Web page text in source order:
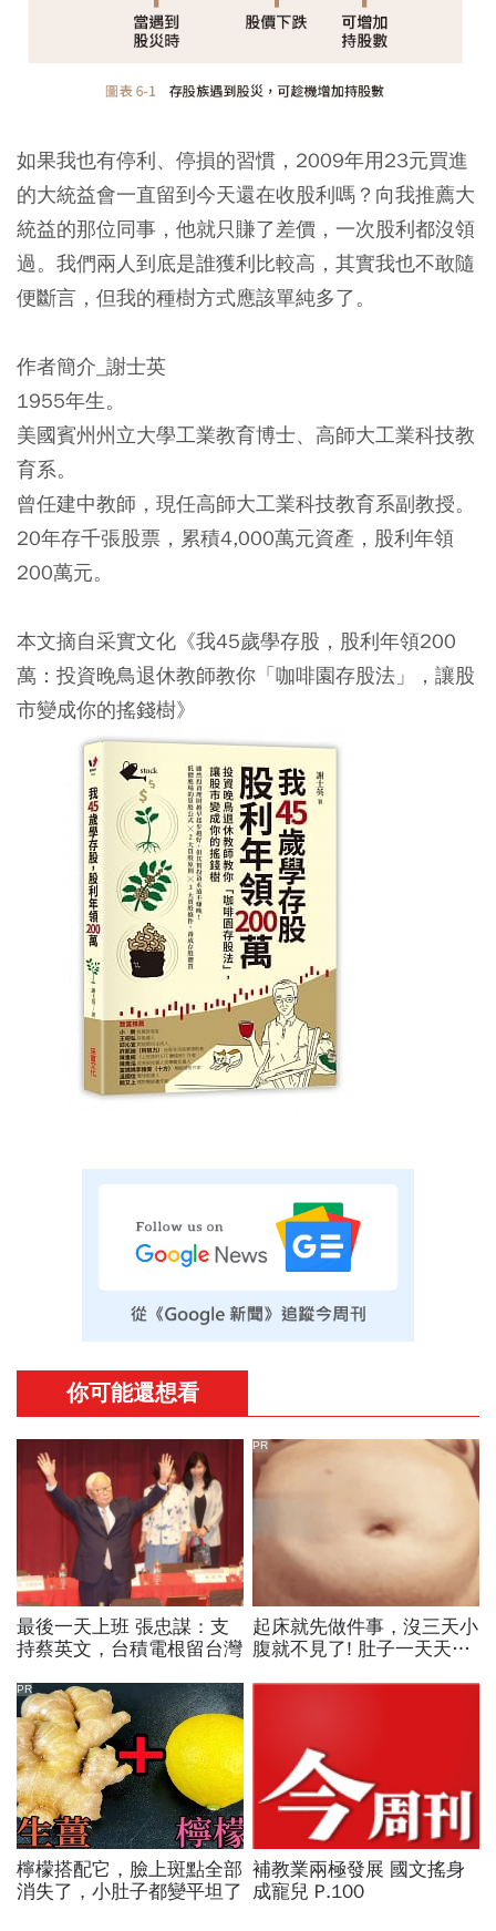
如果我也有停利、停損的習慣，2009年用23元買進
的大統益會一直留到今天還在收股利嗎？向我推薦大
統益的那位同事，他就只賺了差價，一次股利都沒領
過。我們兩人到底是誰獲利比較高，其實我也不敢隨
便斷言，但我的種樹方式應該單純多了。
作者簡介_謝士英
1955年生。
美國賓州州立大學工業教育博士、高師大工業科技教
育系。
曾任建中教師，現任高師大工業科技教育系副教授。
20年存千張股票，累積4,000萬元資產，股利年領
200萬元。
本文摘自采實文化《我45歲學存股，股利年領200
萬：投資晚鳥退休教師教你「咖啡園存股法」，讓股
市變成你的搖錢樹》